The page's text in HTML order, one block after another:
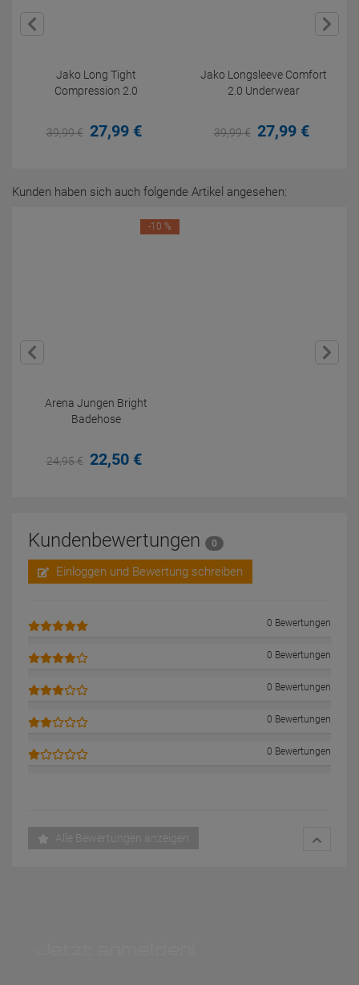
Jako Long Tight
Compression 2.0
39,99€ 27,99 €
Jako Longsleeve Comfort
2.0 Underwear
39,99€ 27,99 €
Kunden haben sich auch folgende Artikel angesehen:
Arena Jungen Bright
Badehose
24,95€ 22,50 €
-10 %
Kundenbewertungen 0
Einloggen und Bewertung schreiben
0 Bewertungen
0 Bewertungen
0 Bewertungen
0 Bewertungen
0 Bewertungen
Alle Bewertungen anzeigen